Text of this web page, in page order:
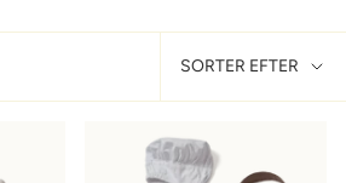
EFTER
SORTER EFTER